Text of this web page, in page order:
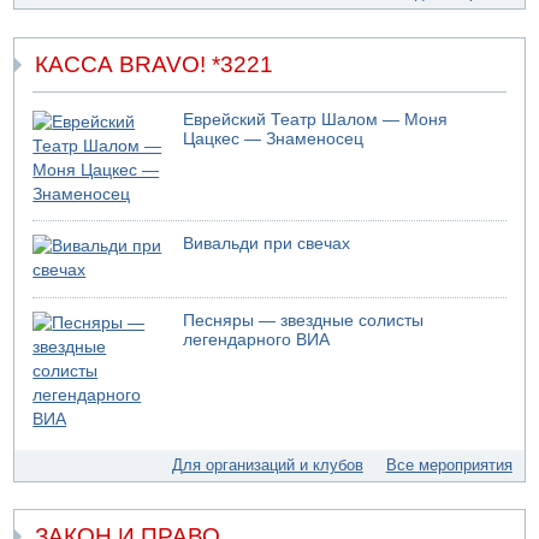
Двое погибших при столкновении автомобилей на 1
шоссе
09.08.2026 18:30
Пресс-служба ЦАХАЛа сообщила об уничтожении
подземного арсенала "Хизбаллы"
09.08.2026 18:19
Ради церемонии закладки нового поселения ЦАХАЛ
выгнал из дома палестинскую семью
09.08.2026 18:15
Мухаммед Дахлан: "Слова Нетанияху - вызов,
пренебрежение и обман по отношению к американской
администрации и команде президента Трампа»
09.08.2026 18:10
ХАМАС объявил, что обязуется исполнять соглашение с
международными посредниками и Советом мира по
09.08.2026 17:00
12-летний мальчик утонул в Иордане, упав из лодки
КАССА BRAVO! *3221
Еврейский Театр Шалом — Моня
Цацкес — Знаменосец
Вивальди при свечах
Песняры — звездные солисты
легендарного ВИА
Для организаций и клубов Все мероприятия